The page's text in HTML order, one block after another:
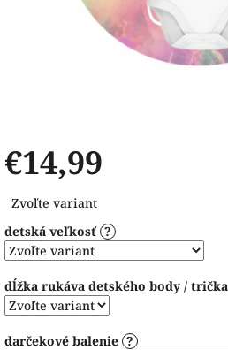
€14,99
cena:
Zvoľte variant
detská veľkosť ?
dĺžka rukáva detského body / trička
darčekové balenie ?